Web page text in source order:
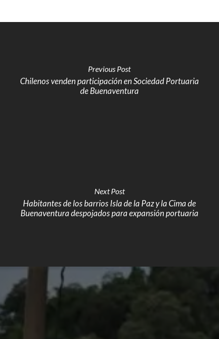
Previous Post
Chilenos venden participación en Sociedad Portuaria
de Buenaventura
Next Post
Habitantes de los barrios Isla de la Paz y la Cima de
Buenaventura despojados para expansión portuaria